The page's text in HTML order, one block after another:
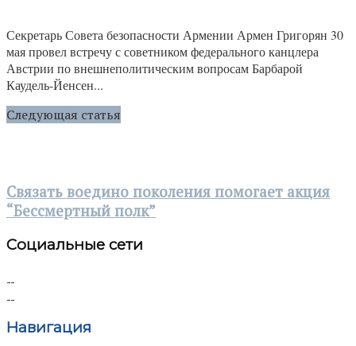
Секретарь Совета безопасности Армении Армен Григорян 30
мая провел встречу с советником федерального канцлера
Австрии по внешнеполитическим вопросам Барбарой
Каудель-Йенсен...
Следующая статья
Связать воедино поколения помогает акция
“Бессмертный полк”
Социальные сети
Навигация